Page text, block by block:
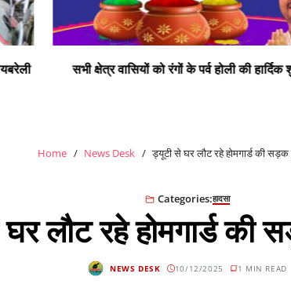
सभी क्षेत्र वासियों को रंगों के पर्व होली की हार्दिक
Home News Desk ड्यूटी से घर लौट रहे होमगार्ड की सड़क
Categories:हादसा
लौट रहे होमगार्ड की
NEWS DESK 10/12/2025 1 MIN READ